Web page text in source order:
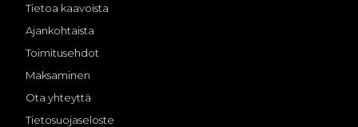
Tietoa kaavoista
Ajankohtaista
Toimitusehdot
Maksaminen
Ota yhteyttä
Tietosuojaseloste